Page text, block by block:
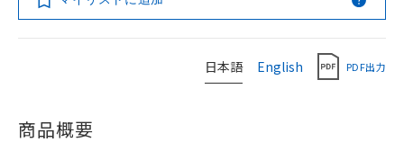
日本語 English PDF出力
商品概要